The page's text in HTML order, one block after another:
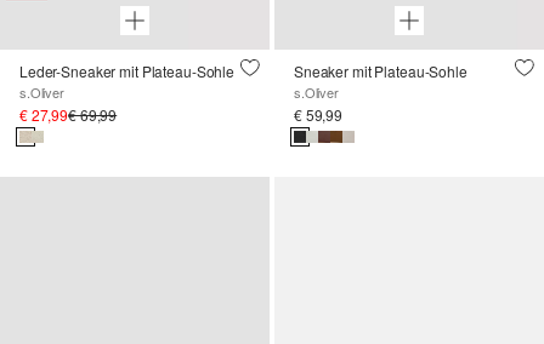
Leder-Sneaker mit Plateau-Sohle
s.Oliver
€ 27,99€ 69,99
Sneaker mit Plateau-Sohle
s.Oliver
€ 59,99